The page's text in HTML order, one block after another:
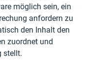
möglich sein, ein
anfordern zu
den Inhalt den
zuordnet und
stellt.